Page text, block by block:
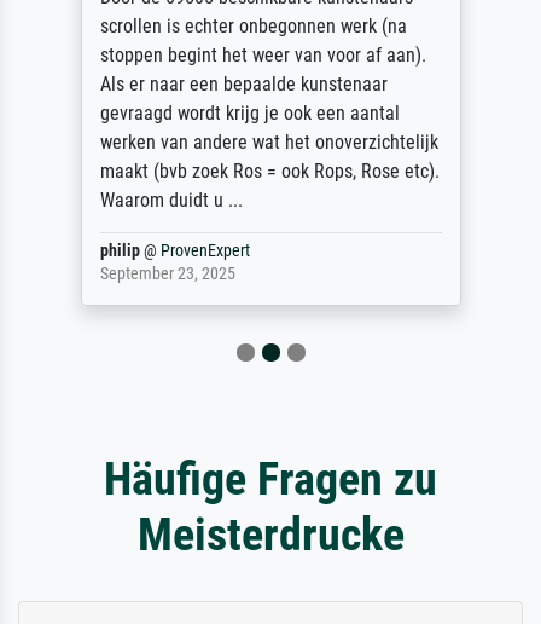
scrollen is echter onbegonnen werk (na
stoppen begint het weer van voor af aan).
Als er naar een bepaalde kunstenaar
gevraagd wordt krijg je ook een aantal
werken van andere wat het onoverzichtelijk
maakt (bvb zoek Ros = ook Rops, Rose etc).
Waarom duidt u ...
philip@ ProvenExpert
September 23, 2025
Häufige Fragen zu
Meisterdrucke